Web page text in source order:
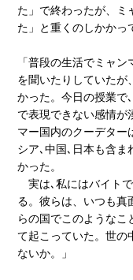
た」で終わったが、ミ
た」と重くのしかかっ
「普段の生活でミャ
を聞いたりしていたが
かった。今日の授業で
で表現できない感情が
マー国内のクーデター
シア､中国､日本も含ま
かった。
実は､私にはバイト
る。彼らは、いつも真
らの国でこのようなこ
て起こっていた。世の
ないか。」